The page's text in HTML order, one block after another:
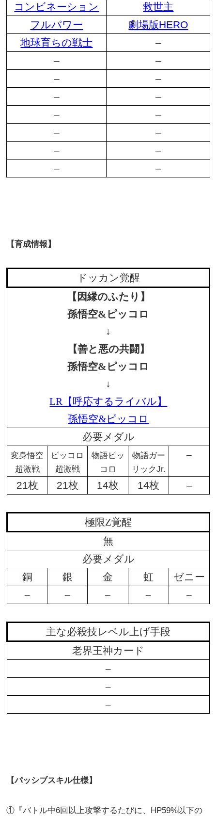
コンビネーション
救世主
フルパワー
劇場版HERO
地球育ちの戦士
–
–
–
–
–
–
–
–
–
–
–
–
–
–
–
【育成情報】
ドッカン覚醒
【因縁のふたり】
孫悟空&ピッコロ
↓
【善と悪の共闘】
孫悟空&ピッコロ
↓
LR【呼応するライバル】
孫悟空&ピッコロ
必要メダル
変身悟空
超激戦
ピッコロ
超激戦
物語ピッ
コロ
物語ガー
リックJr.
–
21枚 21枚 14枚 14枚 –
極限Z覚醒
無
必要メダル
銅
銀 金 虹
ゼニー
–
– – – –
主な必殺技レベル上げ手段
老界王神カード
–
–
–
【パッシブスキル仕様】
①『バトル中6回以上攻撃するたびに、HP59%以下の